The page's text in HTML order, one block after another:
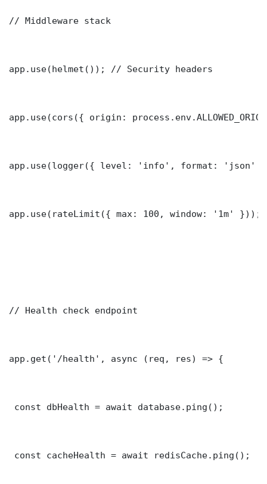
// Middleware stack
app.use(helmet()); // Security headers
app.use(cors({ origin:
app.use(logger({ level: 'info', format: 'json'
app.use(rateLimit({ max: 100, window: '1m' }));
// Health check endpoint
app.get('/health', async (req, res) => {
const dbHealth = await database.ping();
const cacheHealth = await redisCache.ping();